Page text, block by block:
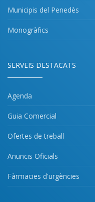
Municipis del Penedès
Monogràfics
SERVEIS DESTACATS
Agenda
Guia Comercial
Ofertes de treball
Anuncis Oficials
Fàrmacies d'urgències